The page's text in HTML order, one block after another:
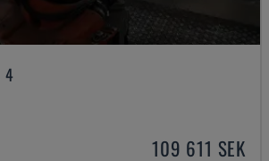
4
109 611 SEK